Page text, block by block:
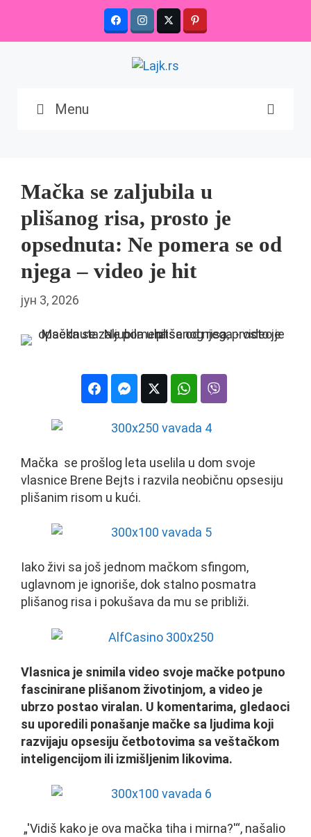
content
Menu
Mačka se zaljubila u
plišanog risa, prosto je
opsednuta: Ne pomera se od
njega – video je hit
јун 3, 2026
Mačka se prošlog leta uselila u dom svoje
vlasnice Brene Bejts i razvila neobičnu opsesiju
plišanim risom u kući.
Iako živi sa još jednom mačkom sfingom,
uglavnom je ignoriše, dok stalno posmatra
plišanog risa i pokušava da mu se približi.
Vlasnica je snimila video svoje mačke potpuno
fascinirane plišanom životinjom, a video je
ubrzo postao viralan. U komentarima, gledaoci
su uporedili ponašanje mačke sa ljudima koji
razvijaju opsesiju četbotovima sa veštačkom
inteligencijom ili izmišljenim likovima.
„'Vidiš kako je ova mačka tiha i mirna?'“, našalio